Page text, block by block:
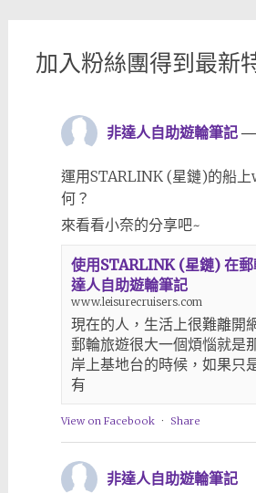
加入粉絲團得到最新
非達人自助遊輪筆記
運用STARLINK (星鏈)的船
何？
來看看小奈的分享吧~
使用STARLINK (星鏈) 在
達人自助遊輪筆記
www.leisurecruisers.com
現在的人，生活上很難離開
郵輪旅遊很大一個煩惱就是
岸上基地台的時候，如果只
有
View on Facebook · Share
非達人自助遊輪筆記